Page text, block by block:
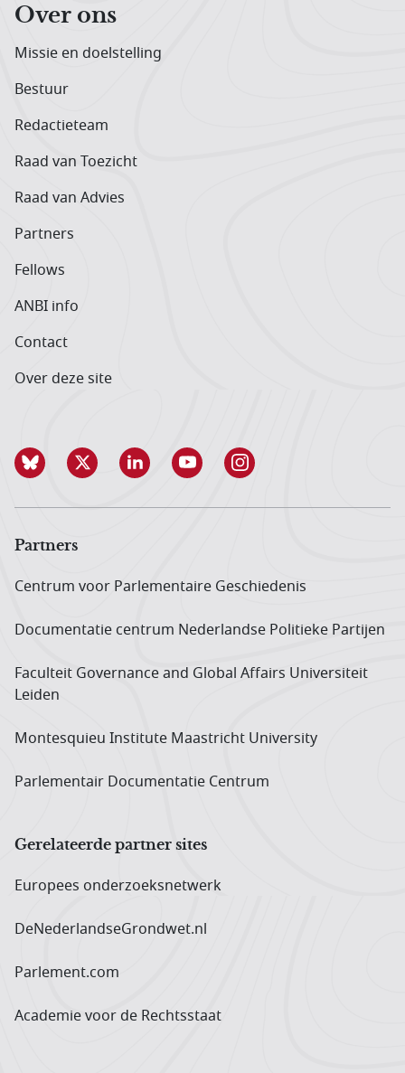
Over ons
Missie en doelstelling
Bestuur
Redactieteam
Raad van Toezicht
Raad van Advies
Partners
Fellows
ANBI info
Contact
Over deze site
Partners
Centrum voor Parlementaire Geschiedenis
Documentatie centrum Neder­landse Politieke Partijen
Faculteit Governance and Global Affairs Universiteit
Leiden
Montesquieu Institute Maastricht University
Parlementair Documentatie Centrum
Gerelateerde partner sites
Europees onderzoeks­netwerk
DeNederlandseGrondwet.nl
Parlement.com
Academie voor de Rechtsstaat